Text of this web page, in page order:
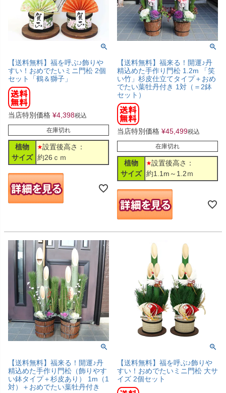
【送料無料】福を呼ぶ♪飾りや
すい！おめでたいミニ門松 2個
セット「鶴＆獅子」
当店特別価格 ¥4,398税込
在庫切れ
植物
サイズ
設置後高さ：
約26ｃｍ
【送料無料】福来る！開運♪丹
精込めた手作り門松 1.2m 「笑
い竹」杉皮仕立てタイプ＋おめ
でたい葉牡丹付き 1対（＝2鉢
セット）
当店特別価格 ¥45,499税込
在庫切れ
植物
サイズ
設置後高さ：
約1.1m～1.2ｍ
【送料無料】福来る！開運♪丹
精込めた手作り門松（飾りやす
い鉢タイプ＋杉皮あり） 1m（1
対）＋おめでたい葉牡丹付き
【送料無料】福を呼ぶ♪飾りや
すい！おめでたいミニ門松 大サ
イズ 2個セット